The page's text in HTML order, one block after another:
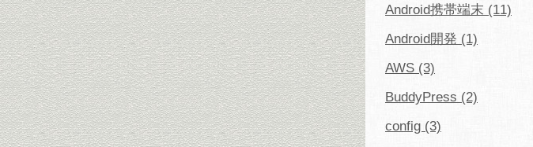
Android携帯端末 (11)
Android開発 (1)
AWS (3)
BuddyPress (2)
config (3)